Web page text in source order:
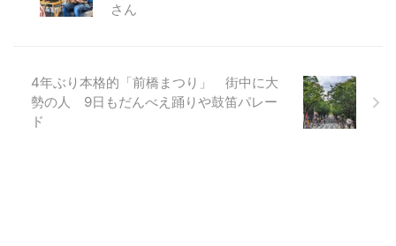
さん
4年ぶり本格的「前橋まつり」 街中に大
勢の人 9日もだんべえ踊りや鼓笛パレー
ド